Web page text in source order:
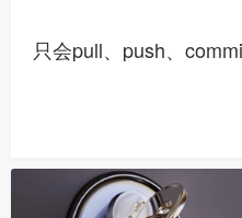
只会pull、push、